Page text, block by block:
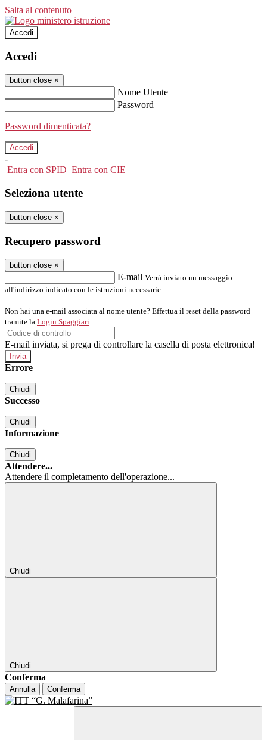
Salta al contenuto
Accedi
Accedi
button close ×
Nome Utente
Password
Password dimenticata?
-
Entra con SPID Entra con CIE
Seleziona utente
button close ×
Recupero password
button close ×
E-mail Verrà inviato un messaggio
all'indirizzo indicato con le istruzioni necessarie.
Non hai una e-mail associata al nome utente? Effettua il reset della password
tramite la Login Spaggiari
E-mail inviata, si prega di controllare la casella di posta elettronica!
Errore
Chiudi
Successo
Chiudi
Informazione
Chiudi
Attendere...
Attendere il completamento dell'operazione...
Chiudi
Chiudi
Conferma
Annulla Conferma